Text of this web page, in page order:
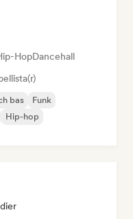
HopDancehall
bas
Funk
Hip-hop